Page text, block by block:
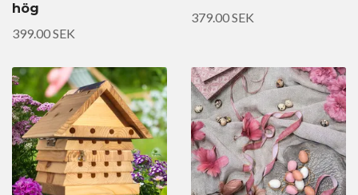
hög
399.00 SEK
379.00 SEK